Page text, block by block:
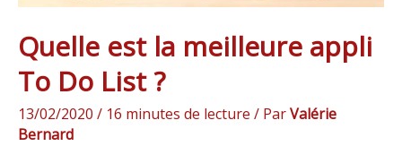
Quelle est la meilleure appli
To Do List ?
13/02/2020 / 16 minutes de lecture / ParValérie
Bernard